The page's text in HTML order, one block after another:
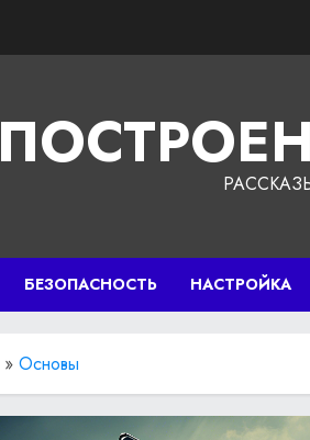
БЕЗОПАСНОСТЬ НАСТРОЙКА
» Основы